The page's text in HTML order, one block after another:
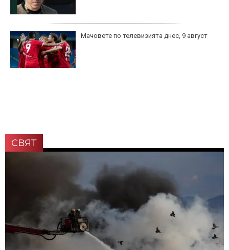
Мачовете по телевизията днес, 9 август
СВЯТ